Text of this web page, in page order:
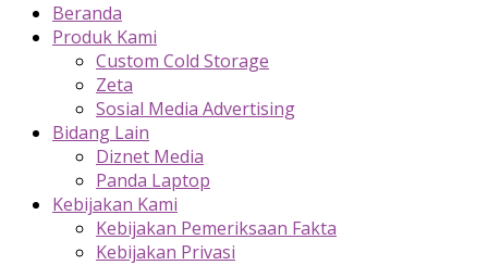
Beranda
Produk Kami
Custom Cold Storage
Zeta
Sosial Media Advertising
Bidang Lain
Diznet Media
Panda Laptop
Kebijakan Kami
Kebijakan Pemeriksaan Fakta
Kebijakan Privasi